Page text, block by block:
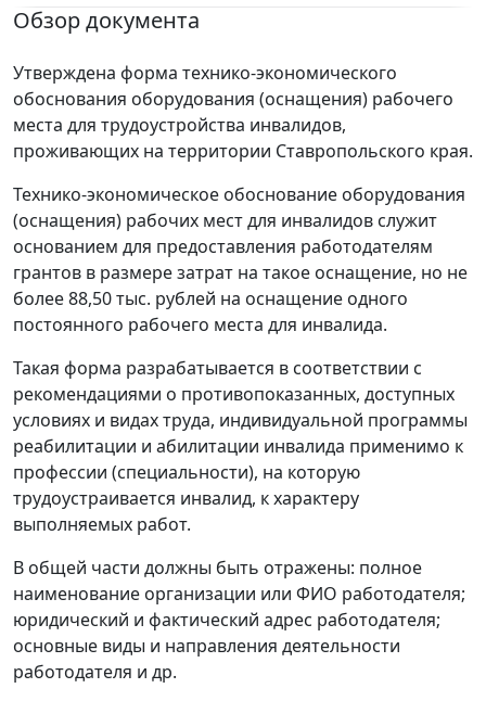
Обзор документа
Утверждена форма технико-экономического
обоснования оборудования (оснащения) рабочего
места для трудоустройства инвалидов,
проживающих на территории Ставропольского края.
Технико-экономическое обоснование оборудования
(оснащения) рабочих мест для инвалидов служит
основанием для предоставления работодателям
грантов в размере затрат на такое оснащение, но не
более 88,50 тыс. рублей на оснащение одного
постоянного рабочего места для инвалида.
Такая форма разрабатывается в соответствии с
рекомендациями о противопоказанных, доступных
условиях и видах труда, индивидуальной программы
реабилитации и абилитации инвалида применимо к
профессии (специальности), на которую
трудоустраивается инвалид, к характеру
выполняемых работ.
В общей части должны быть отражены: полное
наименование организации или ФИО работодателя;
юридический и фактический адрес работодателя;
основные виды и направления деятельности
работодателя и др.